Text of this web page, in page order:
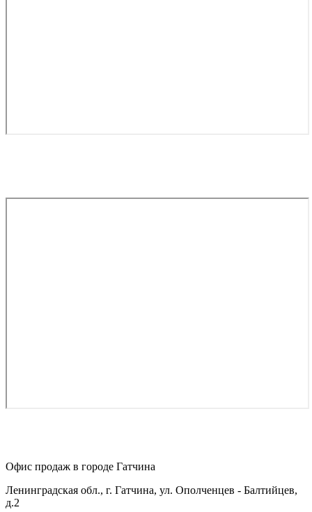
Офис продаж в городе Гатчина
Ленинградская обл., г. Гатчина, ул. Ополченцев - Балтийцев,
д.2